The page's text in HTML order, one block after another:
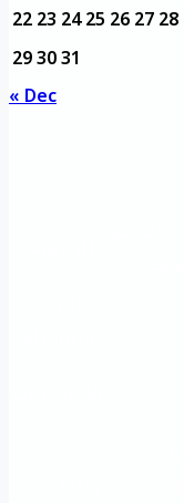
22232425262728
293031
« Dec